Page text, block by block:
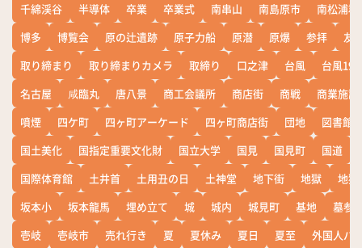
千綿渓谷
半導体 卒業 卒業式 南串山 南島原市
南松浦郡
博多
博覧会 原の辻遺跡 原子力船 原潜 原爆 参拝
友
取り締まり
取り締まりカメラ 取締り 口之津 台風
台風19
名古屋
咸臨丸 唐八景 商工会議所 商店街 商戦
商業施設
噴煙
四ケ町 四ヶ町アーケード 四ヶ町商店街 団地
図書館
国土美化
国指定重要文化財 国立大学 国見 国見町 国道
国際体育館
土井首 土用丑の日 土神堂 地下街 地獄
地獄
坂本小
坂本龍馬 埋め立て 城 城内 城見町 基地
墓参
壱岐
壱岐市 売れ行き 夏 夏休み 夏日 夏至
外国人バ